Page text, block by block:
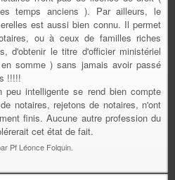
temps anciens ). Par ailleurs, le
est aussi bien connu. Il permet
ou à ceux de familles riches
d'obtenir le titre d'officier ministériel
somme ) sans jamais avoir passé
!!!!!
peu intelligente se rend bien compte
notaires, rejetons de notaires, n'ont
finis. Aucune autre profession du
cet état de fait.
Pf Léonce Folquin.